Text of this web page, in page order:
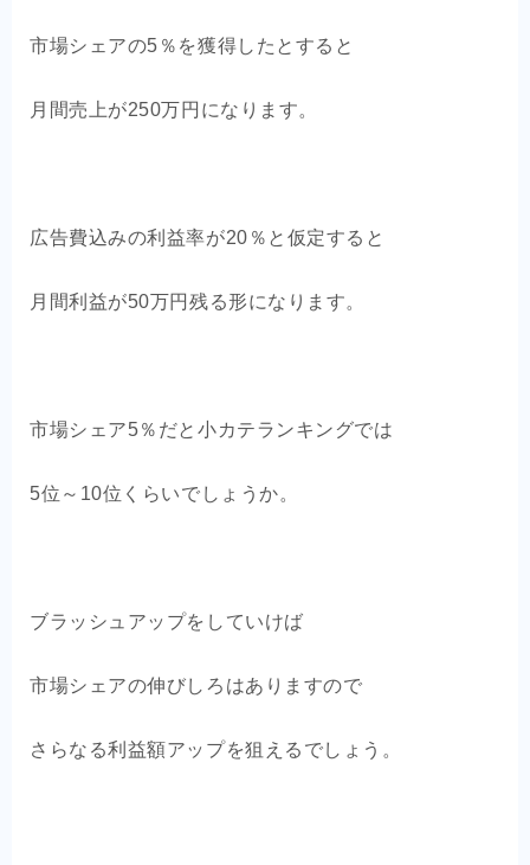
市場シェアの5％を獲得したとすると
月間売上が250万円になります。
広告費込みの利益率が20％と仮定すると
月間利益が50万円残る形になります。
市場シェア5％だと小カテランキングでは
5位～10位くらいでしょうか。
ブラッシュアップをしていけば
市場シェアの伸びしろはありますので
さらなる利益額アップを狙えるでしょう。